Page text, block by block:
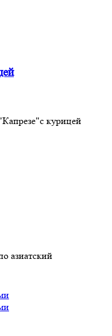
курицей
азиатский